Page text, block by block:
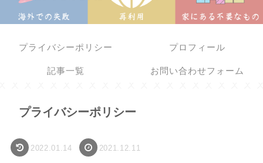
プライバシーポリシー プロフィール
記事一覧 お問い合わせフォーム
プライバシーポリシー
2022.01.14 2021.12.11